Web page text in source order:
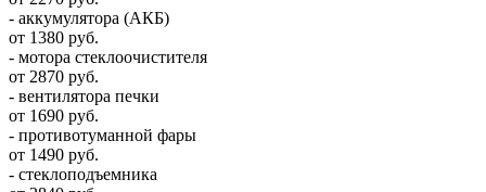
- аккумулятора (АКБ)
от 1380 руб.
- мотора стеклоочистителя
от 2870 руб.
- вентилятора печки
от 1690 руб.
- противотуманной фары
от 1490 руб.
- стеклоподъемника